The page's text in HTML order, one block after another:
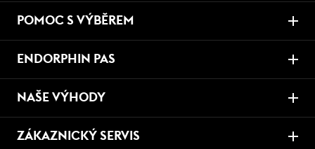
POMOC S VÝBĚREM
ENDORPHIN PAS
NAŠE VÝHODY
ZÁKAZNICKÝ SERVIS